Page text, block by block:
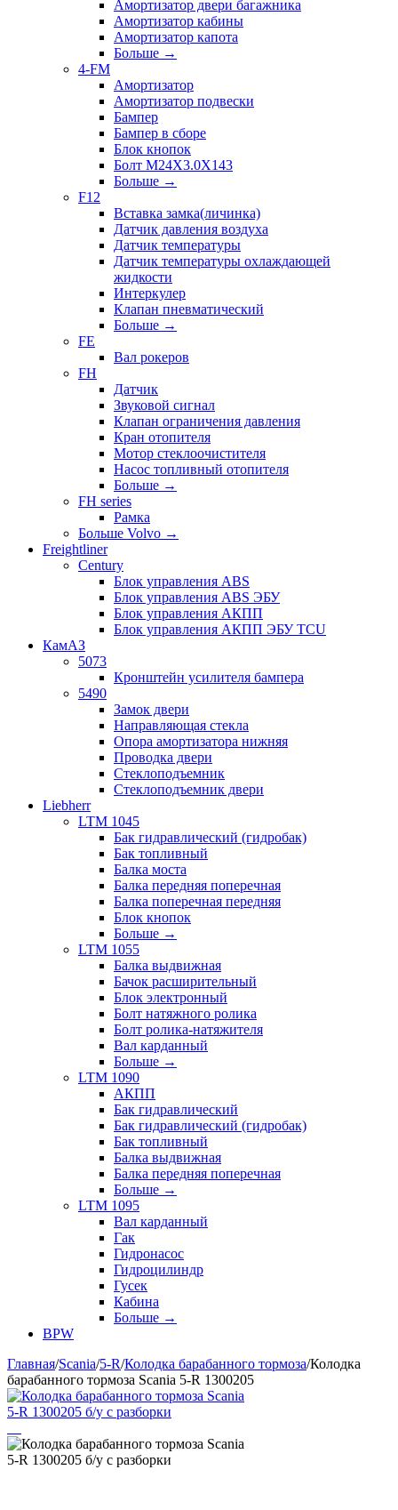
Амортизатор двери багажника
Амортизатор кабины
Амортизатор капота
Больше →
4-FM
Амортизатор
Амортизатор подвески
Бампер
Бампер в сборе
Блок кнопок
Болт M24X3.0X143
Больше →
F12
Вставка замка(личинка)
Датчик давления воздуха
Датчик температуры
Датчик температуры охлаждающей
жидкости
Интеркулер
Клапан пневматический
Больше →
FE
Вал рокеров
FH
Датчик
Звуковой сигнал
Клапан ограничения давления
Кран отопителя
Мотор стеклоочистителя
Насос топливный отопителя
Больше →
FH series
Рамка
Больше Volvo →
Freightliner
Century
Блок управления ABS
Блок управления ABS ЭБУ
Блок управления АКПП
Блок управления АКПП ЭБУ TCU
КамАЗ
5073
Кронштейн усилителя бампера
5490
Замок двери
Направляющая стекла
Опора амортизатора нижняя
Проводка двери
Стеклоподъемник
Стеклоподъемник двери
Liebherr
LTM 1045
Бак гидравлический (гидробак)
Бак топливный
Балка моста
Балка передняя поперечная
Балка поперечная передняя
Блок кнопок
Больше →
LTM 1055
Балка выдвижная
Бачок расширительный
Блок электронный
Болт натяжного ролика
Болт ролика-натяжителя
Вал карданный
Больше →
LTM 1090
АКПП
Бак гидравлический
Бак гидравлический (гидробак)
Бак топливный
Балка выдвижная
Балка передняя поперечная
Больше →
LTM 1095
Вал карданный
Гак
Гидронасос
Гидроцилиндр
Гусек
Кабина
Больше →
BPW
Главная/Scania/5-R/Колодка барабанного тормоза/Колодка
барабанного тормоза Scania 5-R 1300205